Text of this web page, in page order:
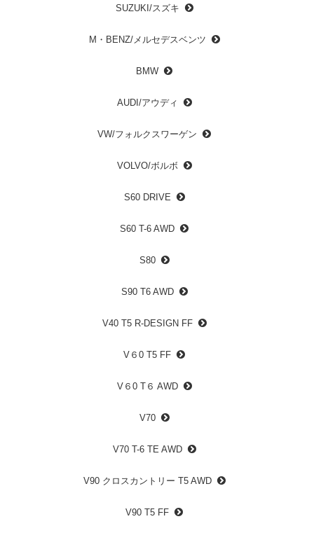
SUZUKI/スズキ
M・BENZ/メルセデスベンツ
BMW
AUDI/アウディ
VW/フォルクスワーゲン
VOLVO/ボルボ
S60 DRIVE
S60 T-6 AWD
S80
S90 T6 AWD
V40 T5 R-DESIGN FF
V６0 T5 FF
V６0 T６ AWD
V70
V70 T-6 TE AWD
V90 クロスカントリー T5 AWD
V90 T5 FF